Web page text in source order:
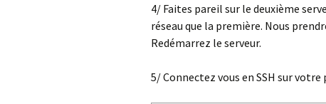
4/ Faites pareil sur le deuxième
réseau que la première. Nous
Redémarrez le serveur.
5/ Connectez vous en SSH sur votre